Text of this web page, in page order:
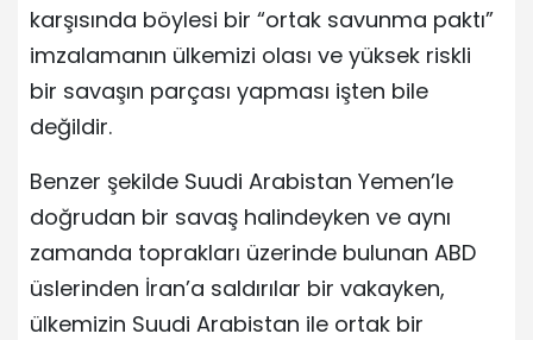
karşısında böylesi bir “ortak savunma paktı”
imzalamanın ülkemizi olası ve yüksek riskli
bir savaşın parçası yapması işten bile
değildir.
Benzer şekilde Suudi Arabistan Yemen’le
doğrudan bir savaş halindeyken ve aynı
zamanda toprakları üzerinde bulunan ABD
üslerinden İran’a saldırılar bir vakayken,
ülkemizin Suudi Arabistan ile ortak bir